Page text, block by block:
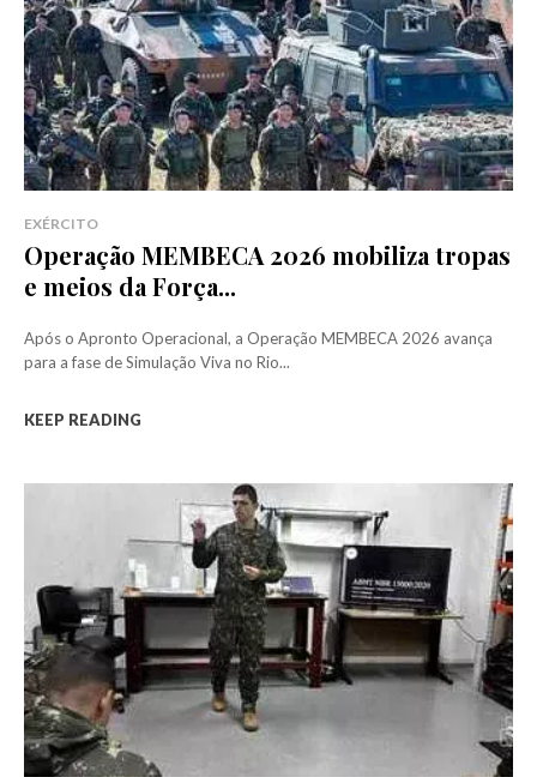
EXÉRCITO
Operação MEMBECA 2026 mobiliza tropas
e meios da Força...
Após o Apronto Operacional, a Operação MEMBECA 2026 avança
para a fase de Simulação Viva no Rio...
KEEP READING